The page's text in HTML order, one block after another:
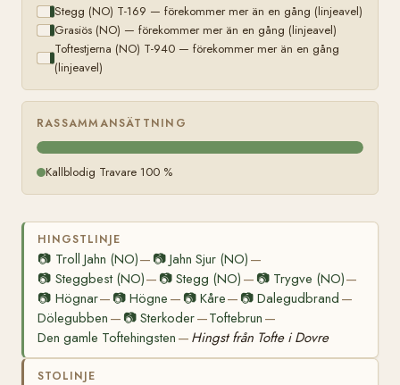
Stegg (NO) T-169 — förekommer mer än en gång (linjeavel)
Grasiös (NO) — förekommer mer än en gång (linjeavel)
Toftestjerna (NO) T-940 — förekommer mer än en gång
(linjeavel)
RASSAMMANSÄTTNING
Kallblodig Travare 100 %
HINGSTLINJE
📷 Troll Jahn (NO)— 📷Jahn Sjur (NO) —
📷 Steggbest (NO)— 📷Stegg (NO) — 📷 Trygve (NO)—
📷 Högnar— 📷Högne — 📷 Kåre— 📷 Dalegudbrand —
Dölegubben — 📷Sterkoder—Toftebrun —
Den gamle Toftehingsten — Hingst från Tofte i Dovre
STOLINJE